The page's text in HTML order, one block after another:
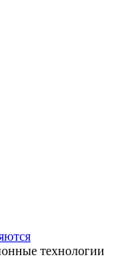
технологии